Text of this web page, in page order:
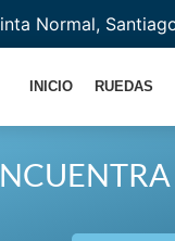
Normal,
INICIO RUEDAS